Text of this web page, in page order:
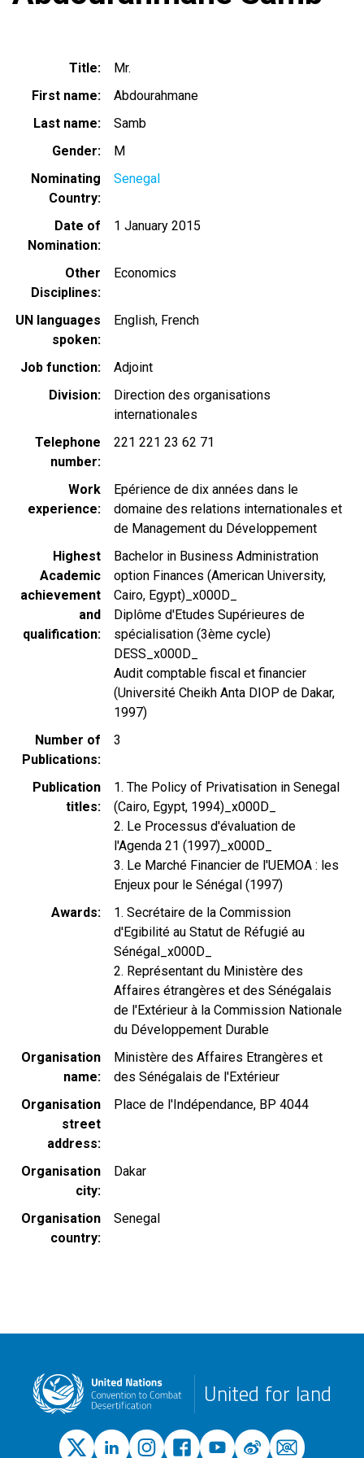
Title
Mr.
First name
Abdourahmane
Last name
Samb
Gender
M
Nominating
Country
Senegal
Date of
Nomination
1 January 2015
Other
Disciplines
Economics
UN languages
spoken
English French
Job function
Adjoint
Division
Direction des organisations
internationales
Telephone
number
221 221 23 62 71
Work
experience
Epérience de dix années dans le
domaine des relations internationales et
de Management du Développement
Highest
Academic
achievement
and
qualification
Bachelor in Business Administration
option Finances (American University,
Cairo, Egypt)_x000D_
Diplôme d'Etudes Supérieures de
spécialisation (3ème cycle)
DESS_x000D_
Audit comptable fiscal et financier
(Université Cheikh Anta DIOP de Dakar,
1997)
Number of
Publications
3
Publication
titles
1. The Policy of Privatisation in Senegal
(Cairo, Egypt, 1994)_x000D_
2. Le Processus d'évaluation de
l'Agenda 21 (1997)_x000D_
3. Le Marché Financier de l'UEMOA : les
Enjeux pour le Sénégal (1997)
Awards
1. Secrétaire de la Commission
d'Egibilité au Statut de Réfugié au
Sénégal_x000D_
2. Représentant du Ministère des
Affaires étrangères et des Sénégalais
de l'Extérieur à la Commission Nationale
du Développement Durable
Organisation
name
Ministère des Affaires Etrangères et
des Sénégalais de l'Extérieur
Organisation
street
address
Place de l'Indépendance, BP 4044
Organisation
city
Dakar
Organisation
country
Senegal
United for land